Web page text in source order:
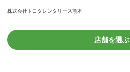
株式会社トヨタレンタリース熊本
店舗を選ぶ